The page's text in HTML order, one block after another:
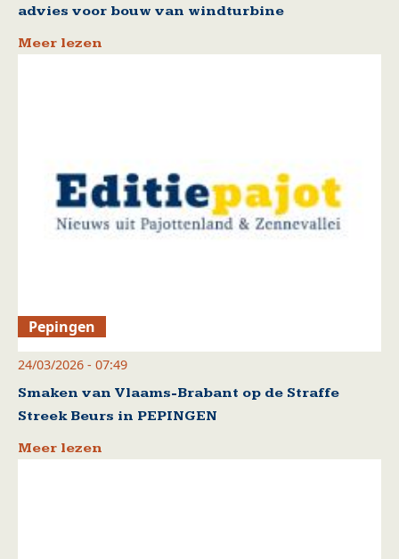
advies voor bouw van windturbine
Meer lezen
Pepingen
24/03/2026 - 07:49
Smaken van Vlaams-Brabant op de Straffe
Streek Beurs in PEPINGEN
Meer lezen